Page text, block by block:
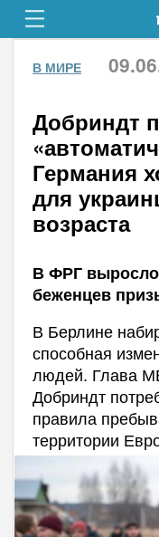
В МИРЕ
Добриндт
Германия
для
возраста
В ФРГ выросло
беженцев
В Берлине
способная
людей. Глава
Добриндт
правила
территории